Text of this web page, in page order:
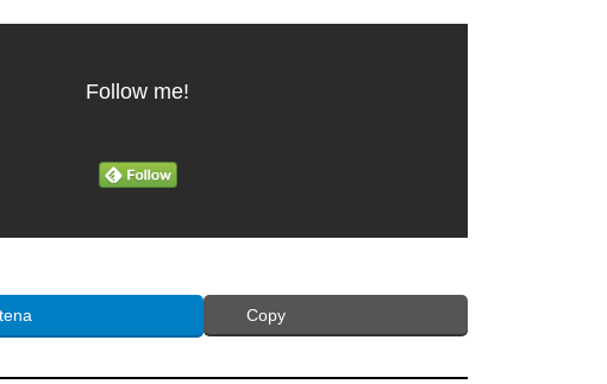
Follow me!
Copy